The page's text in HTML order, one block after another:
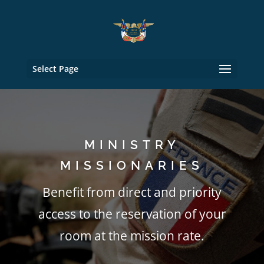
Select Page
MINISTRY
MISSIONARIES
Benefit from direct and priority
access to the reservation of your
room at the mission rate.